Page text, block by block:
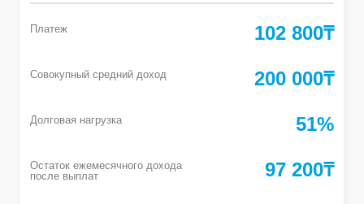
Платеж 102 800₸
Совокупный средний доход 200 000₸
Долговая нагрузка 51%
Остаток ежемесячного дохода
после выплат
97 200₸